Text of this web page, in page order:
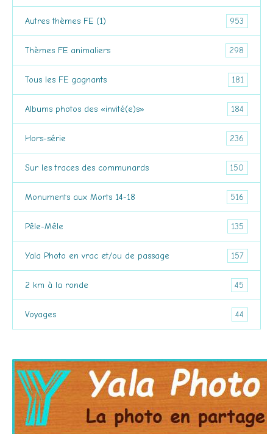
Autres thèmes FE (1) 953
Thèmes FE animaliers 298
Tous les FE gagnants 181
Albums photos des «invité(e)s» 184
Hors-série 236
Sur les traces des communards 150
Monuments aux Morts 14-18 516
Pêle-Mêle 135
Yala Photo en vrac et/ou de passage 157
2 km à la ronde 45
Voyages 44